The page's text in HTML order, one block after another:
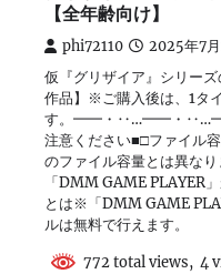
【全年齢向け】
phi72110 2025年7月
仮『グリザイア』シリー
作品】※ご購入後は、1タ
す。━━・‥…━━・
注意ください■□ファイル
のファイル容量とは異なり
「DMM GAME PLAYER
とは※「DMM GAME
ルは無料で行えます。
772 total views, 4